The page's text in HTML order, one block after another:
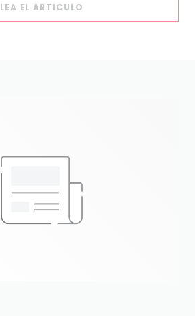
LEA EL ARTICULO